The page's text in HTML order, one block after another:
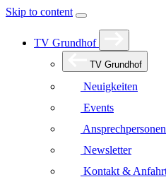
Skip to content
TV Grundhof
TV Grundhof
Neuigkeiten
Events
Ansprechpersonen
Newsletter
Kontakt &